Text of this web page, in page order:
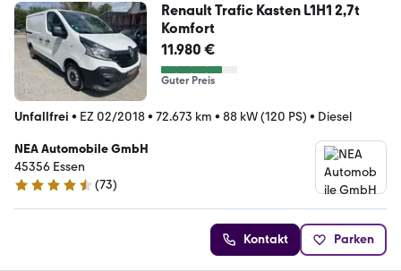
Renault Trafic Kasten L1H1 2,7t
Komfort
11.980 €
Guter Preis
Unfallfrei • EZ 02/2018• 72.673 km • 88 kW (120 PS) • Diesel
NEA Automobile GmbH
45356 Essen
4.6 Sterne
(73)
Kontakt Parken